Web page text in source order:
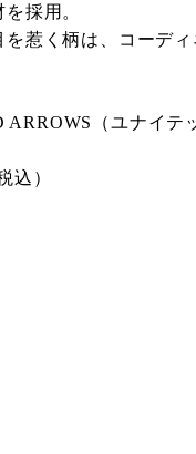
採用。
を惹く柄は、コーデ
ARROWS（ユナイ
込）